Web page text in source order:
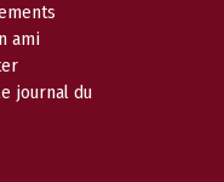
ami
journal du